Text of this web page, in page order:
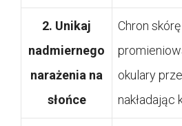
2. Unikaj
nadmiernego
narażenia na
słońce
Chron
okulary
nakładając